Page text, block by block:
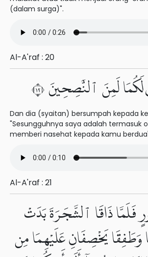
(dalam surga)".
Al-A'raf : 20
لَمِنَ ٱلنَّٰصِحِينَ ٢١
Dan dia (syaitan) bersumpah kepada
"Sesungguhnya saya adalah termasuk
memberi nasehat kepada kamu
Al-A'raf : 21
فَلَمَّا ذَاقَا ٱلشَّجَرَةَ بَدَتْ
وَطَفِقَا يَخْصِفَانِ عَلَيْهِمَا مِن